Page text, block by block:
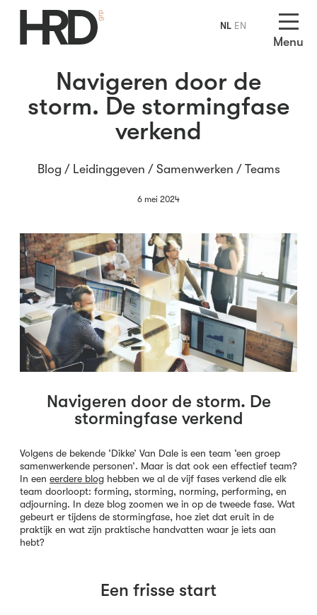
Menu
Navigeren door de
storm. De stormingfase
verkend
Blog / Leidinggeven / Samenwerken / Teams
6 mei 2024
Navigeren door de storm. De
stormingfase verkend
Volgens de bekende ‘Dikke’ Van Dale is een team ‘een groep
samenwerkende personen’. Maar is dat ook een effectief team?
In een eerdere blog hebben we al de vijf fases verkend die elk
team doorloopt: forming, storming, norming, performing, en
adjourning. In deze blog zoomen we in op de tweede fase. Wat
gebeurt er tijdens de stormingfase, hoe ziet dat eruit in de
praktijk en wat zijn praktische handvatten waar je iets aan
hebt?
Een frisse start
NL EN